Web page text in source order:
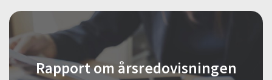
Rapport om årsredovisningen